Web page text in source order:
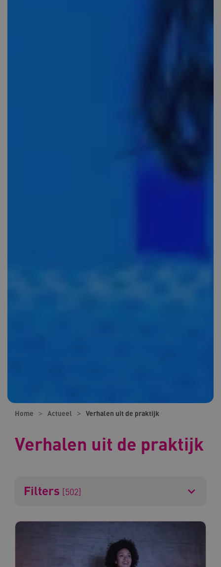
Home Actueel Verhalen uit de praktijk
Verhalen uit de praktijk
Filters [502]